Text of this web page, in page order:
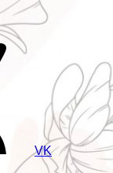
VK